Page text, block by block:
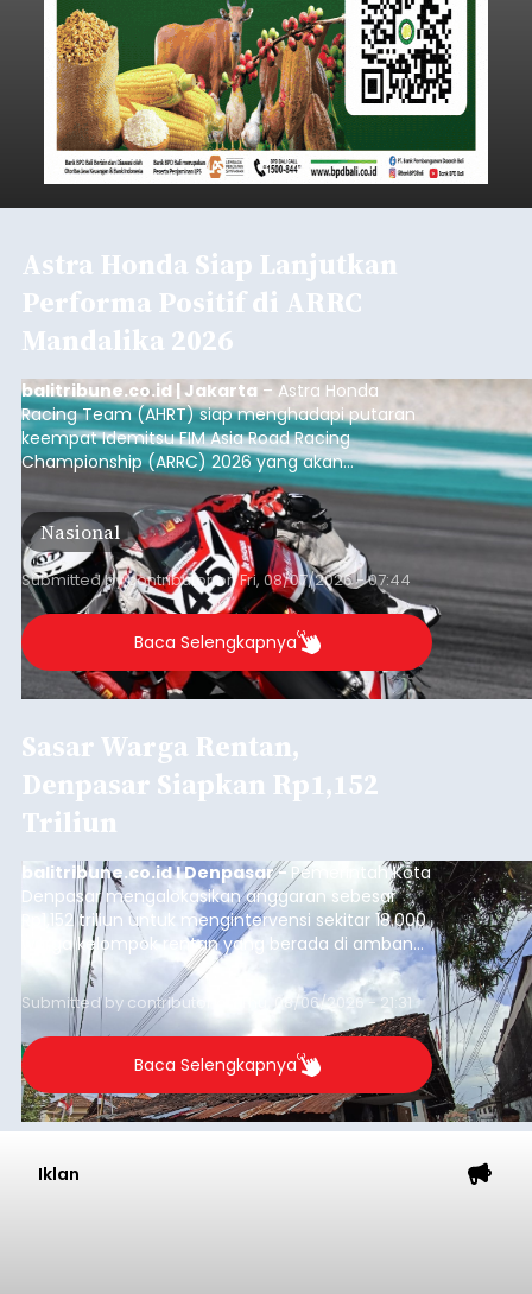
Astra Honda Siap Lanjutkan
Performa Positif di ARRC
Mandalika 2026
balitribune.co.id | Jakarta – Astra Honda
Racing Team (AHRT) siap menghadapi putaran
keempat Idemitsu FIM Asia Road Racing
Championship (ARRC) 2026 yang akan
berlangsung di Pertamina Mandalika
International Circuit, Lombok, Nusa Tenggara
Barat, pada 7–9 Agustus 2026.
Nasional
Submitted bycontributoronFri, 08/07/2026 - 07:44
Baca Selengkapnya
Sasar Warga Rentan,
Denpasar Siapkan Rp1,152
Triliun
balitribune.co.id I Denpasar - Pemerintah Kota
Denpasar mengalokasikan anggaran sebesar
Rp1,152 triliun untuk mengintervensi sekitar 18.000
warga kelompok rentan yang berada di ambang
garis kemiskinan. Langkah strategis ini diambil
guna menjaga masyarakat yang berada pada
kelompok desil 5 dan 6 tersebut agar tidak
merosot ke kategori miskin.
Submitted by contributor Thu, 08/06/2026 - 21:31
Baca Selengkapnya
Iklan